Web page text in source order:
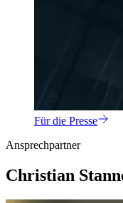
Für die Presse
Ansprechpartner
Christian